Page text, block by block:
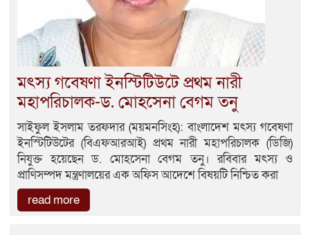
মৎস্য গবেষণা ইনস্টিটিউটে প্রথম নারী
মহাপরিচালক-ড. মোহসেনা বেগম তনু
সাইফুল ইসলাম তরফদার (ময়মনসিংহ): বাংলাদেশ মৎস্য গবেষণা
ইনস্টিটিউটের (বিএফআরআই) প্রথম নারী মহাপরিচালক (ডিজি)
নিযুক্ত হয়েছেন ড. মোহসেনা বেগম তনু। রবিবার মৎস্য ও
প্রাণিসম্পদ মন্ত্রণালয়ের এক অফিস আদেশে বিষয়টি নিশ্চিত করা
read more